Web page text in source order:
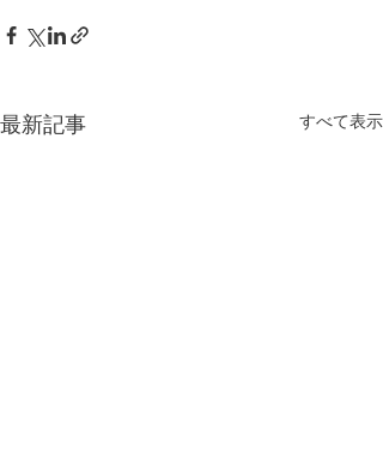
最新記事 すべて表示